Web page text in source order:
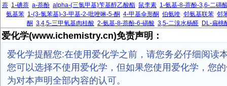
萘 1-碘萘 a-萘酚 alpha-(三氯甲基)苄基醇乙酸酯 鼠李素 1-氨基-8-萘酚-3,6-二磺
氨基苯 1-(3-氯苯基)-3-甲基-2-吡唑啉-5-酮 4-甲基伞形酮 伯氨喹 邻氨基联苯 邻
酮 3,4,5-三甲氧基肉桂酸 2-氨基-8-萘酚-6-磺酸 3,5-二溴水杨醛 DL-扁桃
爱化学(www.ichemistry.cn)免责声明：
爱化学提醒您:在使用爱化学之前，请您务必仔细阅读
您可以选择不使用爱化学，但如果您使用爱化学，您
为对本声明全部内容的认可。